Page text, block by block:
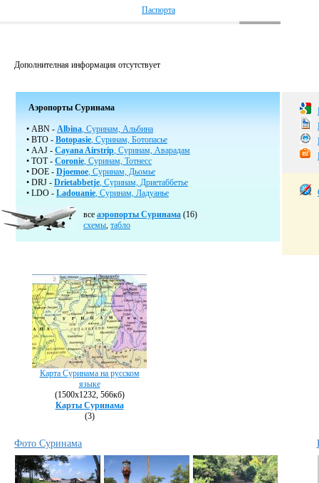
Паспорта
Дополнителная информация отсутствует
Аэропорты Суринама
• ABN - Albina, Суринам, Альбина
• BTO - Botopasie, Суринам, Ботопасье
• AAJ - Cayana Airstrip, Суринам, Аварадам
• TOT - Coronie, Суринам, Тотнесс
• DOE - Djoemoe, Суринам, Дьомье
• DRJ - Drietabbetje, Суринам, Дриетаббетье
• LDO - Ladouanie, Суринам, Ладуанье
все аэропорты Суринама (16)
схемы, табло
Карта Суринама на русском
языке
(1500х1232, 566кб)
Карты Суринама
(3)
Фото Суринама